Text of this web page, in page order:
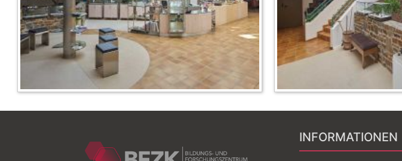
INFORMATIONEN